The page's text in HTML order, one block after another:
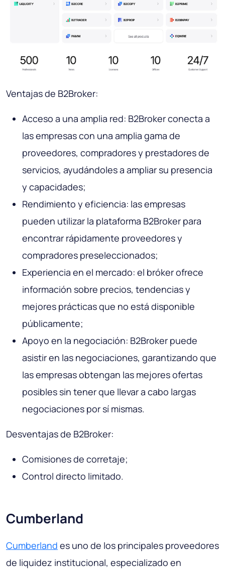
Ventajas de B2Broker:
Acceso a una amplia red: B2Broker conecta a
las empresas con una amplia gama de
proveedores, compradores y prestadores de
servicios, ayudándoles a ampliar su presencia
y capacidades;
Rendimiento y eficiencia: las empresas
pueden utilizar la plataforma B2Broker para
encontrar rápidamente proveedores y
compradores preseleccionados;
Experiencia en el mercado: el bróker ofrece
información sobre precios, tendencias y
mejores prácticas que no está disponible
públicamente;
Apoyo en la negociación: B2Broker puede
asistir en las negociaciones, garantizando que
las empresas obtengan las mejores ofertas
posibles sin tener que llevar a cabo largas
negociaciones por sí mismas.
Desventajas de B2Broker:
Comisiones de corretaje;
Control directo limitado.
Cumberland
Cumberland es uno de los principales proveedores
de liquidez institucional, especializado en